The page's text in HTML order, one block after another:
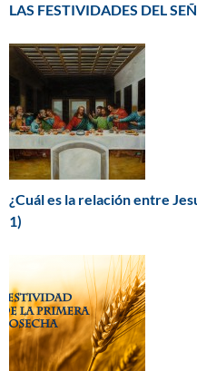
LAS FESTIVIDADES DEL
¿Cuál es la relación entre
1)